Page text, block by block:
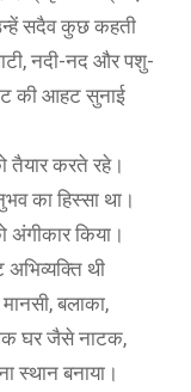
सदैव कुछ कहती
नदी-नद और पशु-
की आहट सुनाई
तैयार करते रहे।
का हिस्सा था।
अंगीकार किया।
अभिव्यक्ति थी
बलाका,
घर जैसे नाटक,
स्थान बनाया।